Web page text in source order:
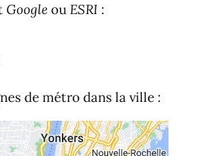
GoogleouESRI :
de métro dans la ville :